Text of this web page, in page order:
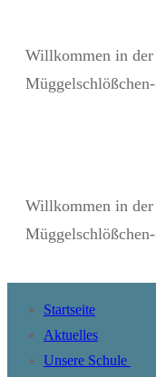
Willkommen in der
Willkommen in der
Startseite
Aktuelles
Unsere Schule